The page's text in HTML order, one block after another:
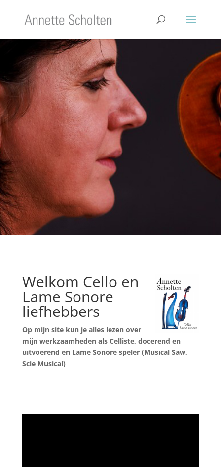
Welkom Cello en
Lame Sonore
liefhebbers
Op mijn site kun je alles lezen over
mijn werkzaamheden als Celliste, docerend en
uitvoerend en Lame Sonore speler (Musical Saw,
Scie Musical)